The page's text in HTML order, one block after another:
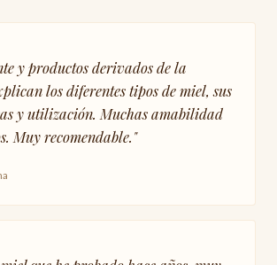
y productos derivados de la
los diferentes tipos de miel, sus
y utilización. Muchas amabilidad
Muy recomendable."